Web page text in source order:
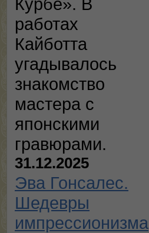
работах
Кайботта
угадывалось
знакомство
мастера с
японскими
гравюрами.
31.12.2025
Эва Гонсалес.
Шедевры
импрессионизма